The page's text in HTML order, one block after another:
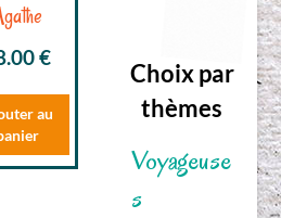
€
au
Choix par
thèmes
Voyageuse
s